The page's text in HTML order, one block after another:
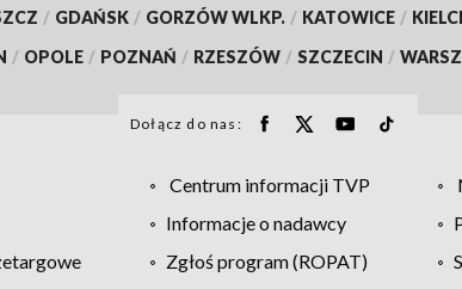
/ GDAŃSK / GORZÓW WLKP. / KATOWICE /
/ OPOLE / POZNAŃ / RZESZÓW / SZCZECIN /
Dołącz do nas:
Centrum informacji TVP
Informacje o nadawcy
Zgłoś program (ROPAT)